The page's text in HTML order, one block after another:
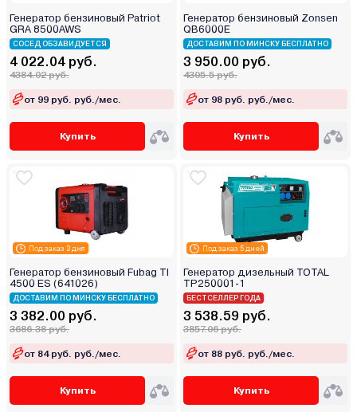
Генератор бензиновый Patriot
GRA 8500AWS
СОСЕД ОБЗАВИДУЕТСЯ
4 022.04 руб.
4384.02 руб.
от 99 руб. руб./мес.
Купить
Генератор бензиновый Zonsen
QB6000E
ДОСТАВИМ ПО МИНСКУ БЕСПЛАТНО
3 950.00 руб.
4305.5 руб.
от 98 руб. руб./мес.
Купить
Под заказ 3 дня
Генератор бензиновый Fubag TI
4500 ES (641026)
ДОСТАВИМ ПО МИНСКУ БЕСПЛАТНО
3 382.00 руб.
3686.38 руб.
от 84 руб. руб./мес.
Купить
Под заказ 5 дней
Генератор дизельный TOTAL
TP250001-1
БЕСТСЕЛЛЕР ГОДА
3 538.59 руб.
3857.06 руб.
от 88 руб. руб./мес.
Купить